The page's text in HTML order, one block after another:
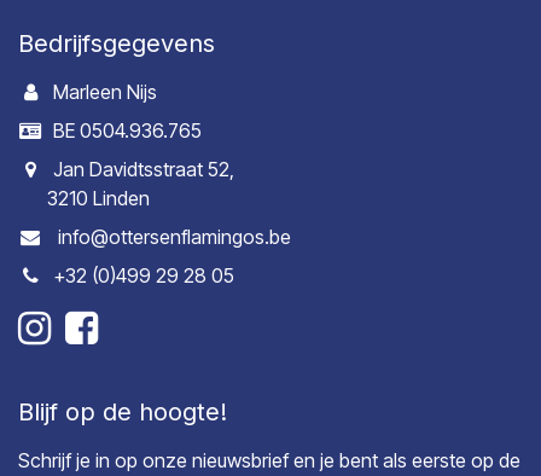
Bedrijfsgegevens
Marleen Nijs
BE 0504.936.765
Jan Davidtsstraat 52,
3210 Linden
info@ottersenflamingos.be
+32 (0)499 29 28 05
Blijf op de hoogte!
Schrijf je in op onze nieuwsbrief en je bent als eerste op de